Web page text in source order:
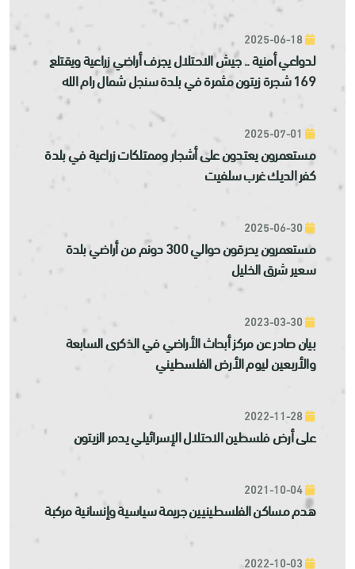
لدواعي أمنية .. جيش الاحتلال يجرف أراضي زراعية ويقتلع
169 شجرة زيتون مثمرة في بلدة سنجل شمال رام الله
مستعمرون يعتدون على أشجار وممتلكات زراعية في بلدة
كفر الديك غرب سلفيت
مستعمرون يحرقون حوالي 300 دونم من أراضي بلدة
سعير شرق الخليل
بيان صادر عن مركز أبحاث الأراضي في الذكرى السابعة
والأربعين ليوم الأرض الفلسطيني
على أرض فلسطين الاحتلال الإسرائيلي يدمر الزيتون
هدم مساكن الفلسطينيين جريمة سياسية وإنسانية مركبة